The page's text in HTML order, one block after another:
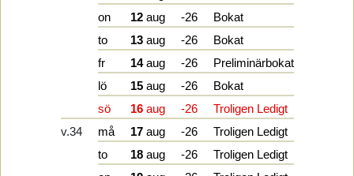
on
12aug -26
Bokat
to
13aug -26
Bokat
fr
14aug -26
Preliminärbokat
lö
15aug -26
Bokat
sö
16aug -26
Troligen Ledigt
v.34
må 17aug -26
Troligen Ledigt
to
18aug -26
Troligen Ledigt